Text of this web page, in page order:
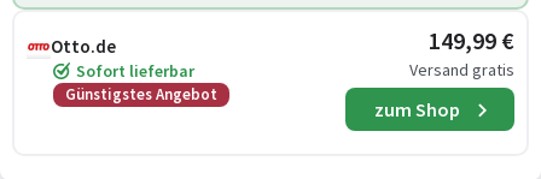
Otto.de
Sofort lieferbar
Günstigstes Angebot
149,99 €
Versand gratis
zum Shop